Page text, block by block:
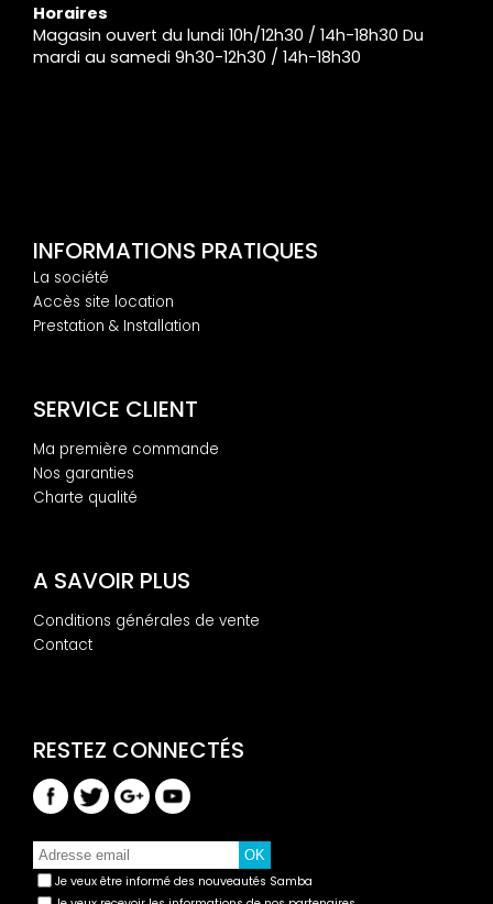
Horaires
Magasin ouvert du lundi 10h/12h30 / 14h-18h30 Du
mardi au samedi 9h30-12h30 / 14h-18h30
INFORMATIONS PRATIQUES
La société
Accès site location
Prestation & Installation
SERVICE CLIENT
Ma première commande
Nos garanties
Charte qualité
A SAVOIR PLUS
Conditions générales de vente
Contact
Je veux être informé des nouveautés Samba